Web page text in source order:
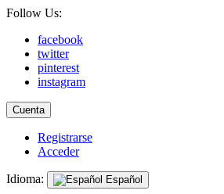
Follow Us:
facebook
twitter
pinterest
instagram
Cuenta
Registrarse
Acceder
Idioma: Español